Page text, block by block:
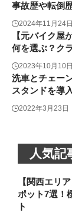
事故歴や転倒
2024年11月24日
【元バイク屋
何を選ぶ？ク
2023年10月10日
洗車とチェー
スタンドを導
2022年3月23日
人気記
【関西エリ
ポット7選！
ト